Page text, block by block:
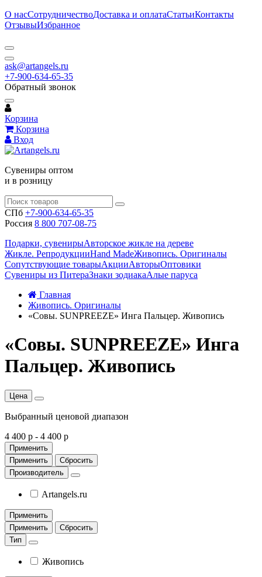
О насСотрудничествоДоставка и оплатаСтатьиКонтакты
ОтзывыИзбранное
ask@artangels.ru
+7-900-634-65-35
Обратный звонок
Корзина
Корзина
Вход
Сувениры оптом
и в розницу
СПб +7-900-634-65-35
Россия 8 800 707-08-75
Подарки, сувенирыАвторское жикле на дереве
Жикле. РепродукцииHand MadeЖивопись. Оригиналы
Сопутствующие товарыАкцииАвторыОптовики
Сувениры из ПитераЗнаки зодиакаАлые паруса
Главная
Живопись. Оригиналы
«Совы. SUNPREEZE» Инга Пальцер. Живопись
«Совы. SUNPREEZE» Инга
Пальцер. Живопись
Цена
Выбранный ценовой диапазон
4 400 р - 4 400 р
Применить
Применить
Сбросить
Производитель
Artangels.ru
Применить
Применить
Сбросить
Тип
Живопись